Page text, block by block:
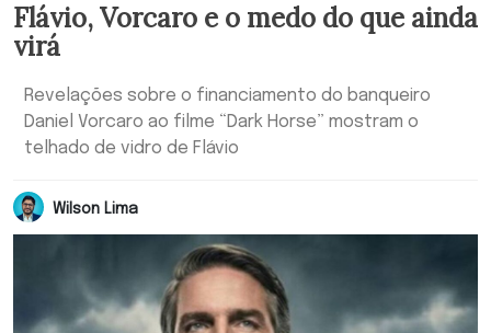
Flávio, Vorcaro e o medo do que ainda
virá
Revelações sobre o financiamento do banqueiro
Daniel Vorcaro ao filme “Dark Horse” mostram o
telhado de vidro de Flávio
Wilson Lima